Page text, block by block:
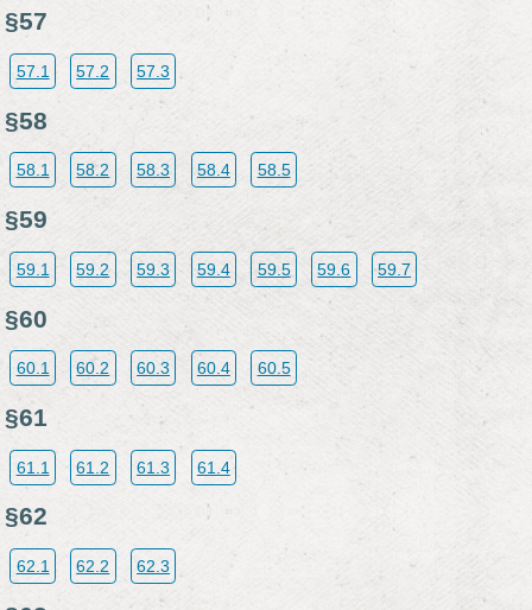
§57
57.1 57.2 57.3
§58
58.1 58.2 58.3 58.4 58.5
§59
59.1 59.2 59.3 59.4 59.5 59.6 59.7
§60
60.1 60.2 60.3 60.4 60.5
§61
61.1 61.2 61.3 61.4
§62
62.1 62.2 62.3